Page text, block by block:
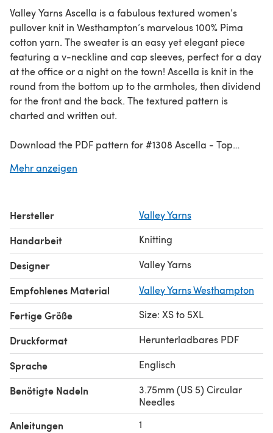
Valley Yarns Ascella is a fabulous textured women’s
pullover knit in Westhampton’s marvelous 100% Pima
cotton yarn. The sweater is an easy yet elegant piece
featuring a v-neckline and cap sleeves, perfect for a day
at the office or a night on the town! Ascella is knit in the
round from the bottom up to the armholes, then dividend
for the front and the back. The textured pattern is
charted and written out.
Download the PDF pattern for #1308 Ascella - Top
by Valley Yarns & start knitting today!
patternsat LoveCrafts.com.
Mehr anzeigen
Hersteller Valley Yarns
Handarbeit Knitting
Designer Valley Yarns
Empfohlenes Material Valley Yarns Westhampton
Fertige Größe Size: XS to 5XL
Druckformat Herunterladbares PDF
Sprache Englisch
Benötigte Nadeln
3.75mm (US 5) Circular
Needles
Anleitungen 1